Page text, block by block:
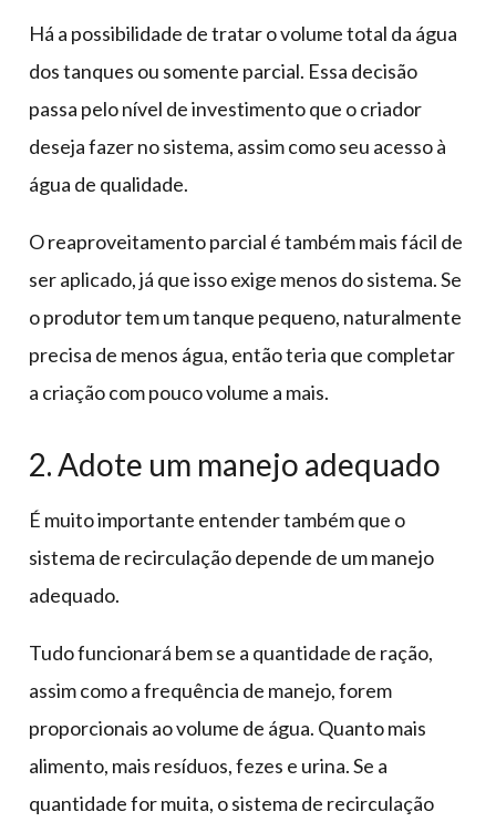
Há a possibilidade de tratar o volume total da água
dos tanques ou somente parcial. Essa decisão
passa pelo nível de investimento que o criador
deseja fazer no sistema, assim como seu acesso à
água de qualidade.
O reaproveitamento parcial é também mais fácil de
ser aplicado, já que isso exige menos do sistema. Se
o produtor tem um tanque pequeno, naturalmente
precisa de menos água, então teria que completar
a criação com pouco volume a mais.
2. Adote um manejo adequado
É muito importante entender também que o
sistema de recirculação depende de um manejo
adequado.
Tudo funcionará bem se a quantidade de ração,
assim como a frequência de manejo, forem
proporcionais ao volume de água. Quanto mais
alimento, mais resíduos, fezes e urina. Se a
quantidade for muita, o sistema de recirculação